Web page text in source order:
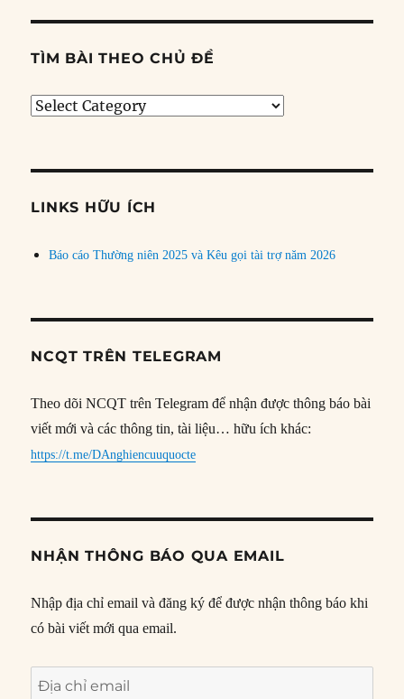
TÌM BÀI THEO CHỦ ĐỀ
Tìm
đề
LINKS HỮU ÍCH
Báo cáo Thường niên 2025 và Kêu gọi tài trợ năm 2026
NCQT TRÊN TELEGRAM
Theo dõi NCQT trên Telegram để nhận được thông báo bài
viết mới và các thông tin, tài liệu… hữu ích khác:
https://t.me/DAnghiencuuquocte
NHẬN THÔNG BÁO QUA EMAIL
Nhập địa chỉ email và đăng ký để được nhận thông báo khi
có bài viết mới qua email.
Địa